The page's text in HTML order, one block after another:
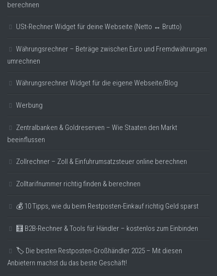
berechnen
USt-Rechner Widget für deine Webseite (Netto ↔ Brutto)
Währungsrechner – Beträge zwischen Euro und Fremdwährungen
umrechnen
Währungsrechner Widget für die eigene Webseite/Blog
Werbung
Zentralbanken & Goldreserven – Wie Staaten den Markt
beeinflussen
Zollrechner – Zoll & Einfuhrumsatzsteuer online berechnen
Zolltarifnummer richtig finden & berechnen
💰 10 Tipps, wie du beim Restposten-Einkauf richtig Geld sparst
🧮 B2B-Rechner & Tools für Händler – kostenlos zum Einbinden
🏷️ Die besten Restposten-Großhändler 2025 – Mit diesen
Anbietern machst du das beste Geschäft!